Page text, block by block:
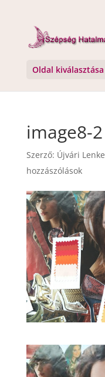
Oldal kiválasztása
image8-2
Szerző: Újvári Lenke
hozzászólások